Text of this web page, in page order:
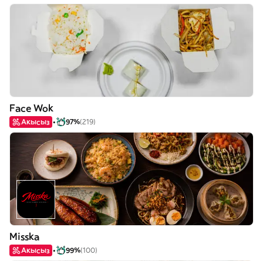
Face Wok
Акысыз 97%(219)
Misska
Акысыз 99%(100)